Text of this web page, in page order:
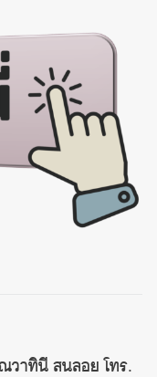
วาทินี สนลอย โทร.